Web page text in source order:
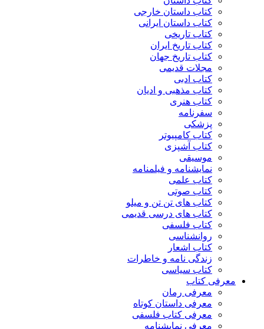
کتاب داستان خارجی
کتاب داستان ایرانی
کتاب تاریخی
کتاب تاریخ ایران
کتاب تاریخ جهان
مجلات قدیمی
کتاب ادبی
کتاب مذهبی و ادیان
کتاب هنری
سفرنامه
پزشکی
کتاب کامپیوتر
کتاب آشپزی
موسیقی
نمایشنامه و فیلمنامه
کتاب علمی
کتاب صوتی
کتاب های تن تن و میلو
کتاب های درسی قدیمی
کتاب فلسفی
روانشناسی
کتاب اشعار
زندگی نامه و خاطرات
کتاب سیاسی
معرفی کتاب
معرفی رمان
معرفی داستان کوتاه
معرفی کتاب فلسفی
معرفی نمایشنامه